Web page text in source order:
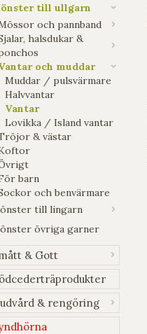
till ullgarn
och pannband
halsdukar &
och muddar
Muddar / pulsvärmare
Halvvantar
Vantar
Lovikka / Island vantar
& västar
barn
och benvärmare
till lingarn
övriga garner
& Gott
& rengöring